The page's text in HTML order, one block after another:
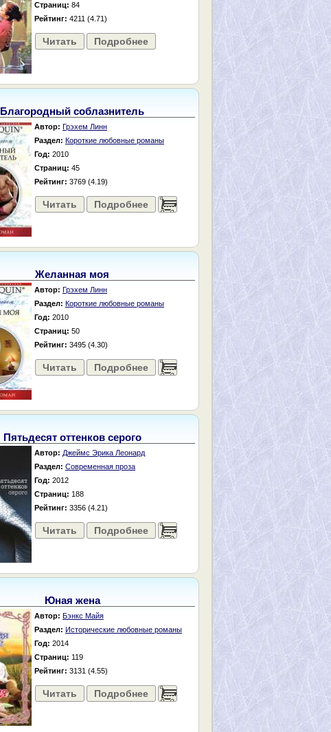
Страниц: 84
Рейтинг: 4211 (4.71)
Читать Подробнее
Благородный соблазнитель
Автор: Грэхем Линн
Раздел: Короткие любовные романы
Год: 2010
Страниц: 45
Рейтинг: 3769 (4.19)
Читать Подробнее ......
Желанная моя
Автор: Грэхем Линн
Раздел: Короткие любовные романы
Год: 2010
Страниц: 50
Рейтинг: 3495 (4.30)
Читать Подробнее ......
Пятьдесят оттенков серого
Автор: Джеймс Эрика Леонард
Раздел: Современная проза
Год: 2012
Страниц: 188
Рейтинг: 3356 (4.21)
Читать Подробнее ......
Юная жена
Автор: Бэнкс Майя
Раздел: Исторические любовные романы
Год: 2014
Страниц: 119
Рейтинг: 3131 (4.55)
Читать Подробнее ......